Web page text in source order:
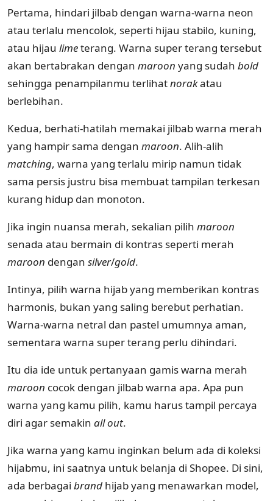
Pertama, hindari jilbab dengan warna-warna neon
atau terlalu mencolok, seperti hijau stabilo, kuning,
atau hijau limeterang. Warna super terang tersebut
akan bertabrakan dengan maroon yang sudah bold
sehingga penampilanmu terlihatnorakatau
berlebihan.
Kedua, berhati-hatilah memakai jilbab warna merah
yang hampir sama dengan maroon. Alih-alih
matching, warna yang terlalu mirip namun tidak
sama persis justru bisa membuat tampilan terkesan
kurang hidup dan monoton.
Jika ingin nuansa merah, sekalian pilih maroon
senada atau bermain di kontras seperti merah
maroon dengan silver/gold.
Intinya, pilih warna hijab yang memberikan kontras
harmonis, bukan yang saling berebut perhatian.
Warna-warna netral dan pastel umumnya aman,
sementara warna super terang perlu dihindari.
Itu dia ide untuk pertanyaan gamis warna merah
maroon cocok dengan jilbab warna apa. Apa pun
warna yang kamu pilih, kamu harus tampil percaya
diri agar semakin all out.
Jika warna yang kamu inginkan belum ada di koleksi
hijabmu, ini saatnya untuk belanja di Shopee. Di sini,
ada berbagai brand hijab yang menawarkan model,